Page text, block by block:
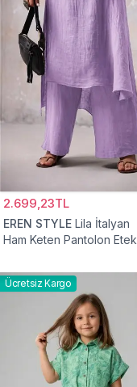
2.699,23TL
EREN STYLE Lila İtalyan
Ham Keten Pantolon Etek
Ücretsiz Kargo